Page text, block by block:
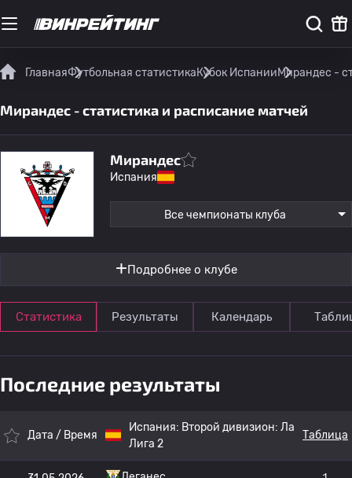
ГлавнаяФутбольная статистикаКубок ИспанииМирандес -
Мирандес - статистика и расписание матчей
Мирандес
Испания
Все чемпионаты клуба
Подробнее о клубе
Статистика Результаты Календарь
Последние результаты
Дата / Время
Испания: Второй дивизион: Ла
Лига 2
Таблица